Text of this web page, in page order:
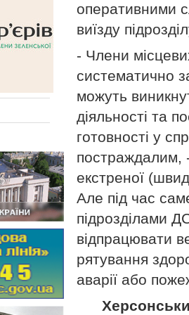
оперативними
виїзду
- Члени
систематично
можуть
діяльності та
готовності у
постраждалим, -
екстреної
Але під час
підрозділами
відпрацювати
рятування
аварії або